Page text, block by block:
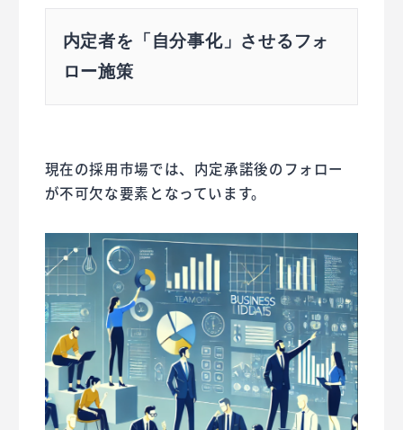
内定者を「自分事化」させるフォ
ロー施策
現在の採用市場では、内定承諾後のフォロー
が不可欠な要素となっています。